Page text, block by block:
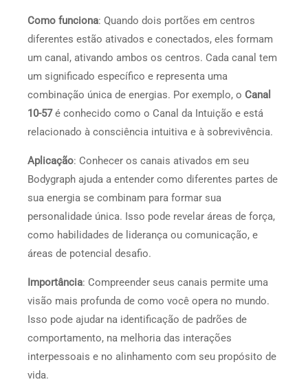
Como funciona: Quando dois portões em centros
diferentes estão ativados e conectados, eles formam
um canal, ativando ambos os centros. Cada canal tem
um significado específico e representa uma
combinação única de energias. Por exemplo, o Canal
10-57é conhecido como o Canal da Intuição e está
relacionado à consciência intuitiva e à sobrevivência.
Aplicação: Conhecer os canais ativados em seu
Bodygraph ajuda a entender como diferentes partes de
sua energia se combinam para formar sua
personalidade única. Isso pode revelar áreas de força,
como habilidades de liderança ou comunicação, e
áreas de potencial desafio.
Importância: Compreender seus canais permite uma
visão mais profunda de como você opera no mundo.
Isso pode ajudar na identificação de padrões de
comportamento, na melhoria das interações
interpessoais e no alinhamento com seu propósito de
vida.